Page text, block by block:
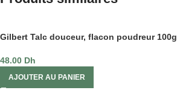
Gilbert Talc douceur, flacon poudreur 100g
48.00 Dh
AJOUTER AU PANIER